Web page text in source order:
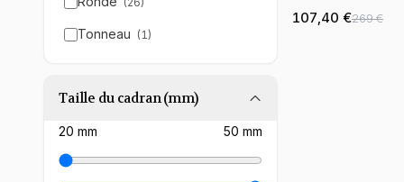
Tonneau (1)
Taille du cadran (mm)
20 mm 50 mm
Silicone Rose
Bicolore
107,40 €269 €